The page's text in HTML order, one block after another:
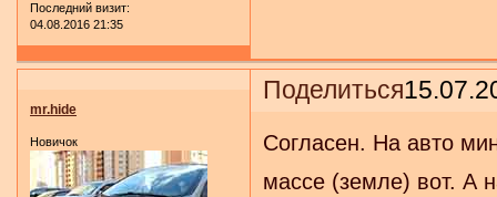
Последний визит:
04.08.2016 21:35
Поделиться
mr.hide
Новичок
Согласен. На авто
массе (земле) вот. А